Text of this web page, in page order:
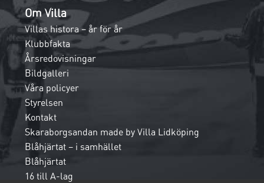
Om Villa
Villas histora – år för år
Klubbfakta
Årsredovisningar
Bildgalleri
Våra policyer
Styrelsen
Kontakt
Skaraborgsandan made by Villa Lidköping
Blåhjärtat – i samhället
Blåhjärtat
16 till A-lag